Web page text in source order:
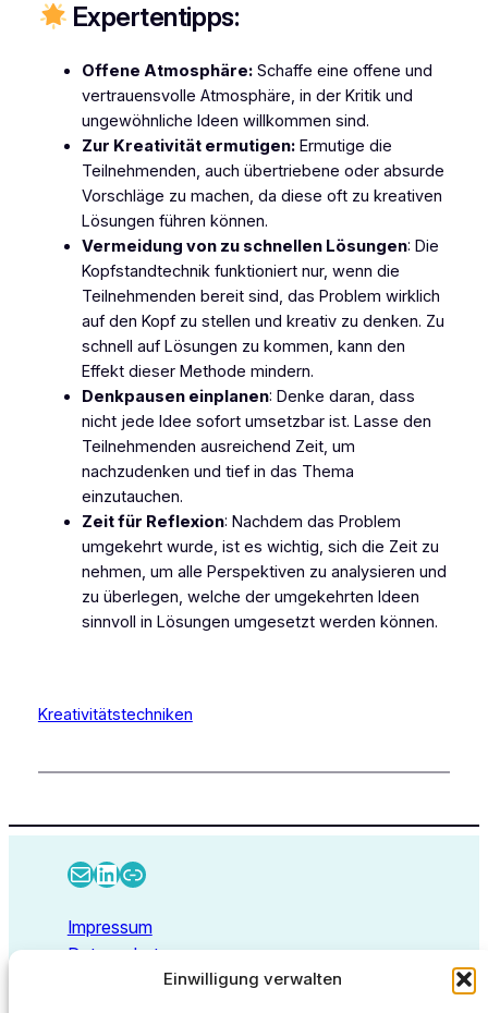
Einwilligung verwalten
Expertentipps:
Offene Atmosphäre:Schaffe eine offene und
vertrauensvolle Atmosphäre, in der Kritik und
ungewöhnliche Ideen willkommen sind.
Zur Kreativität ermutigen:Ermutige die
Teilnehmenden, auch übertriebene oder absurde
Vorschläge zu machen, da diese oft zu kreativen
Lösungen führen können.
Vermeidung von zu schnellen Lösungen: Die
Kopfstandtechnik funktioniert nur, wenn die
Teilnehmenden bereit sind, das Problem wirklich
auf den Kopf zu stellen und kreativ zu denken. Zu
schnell auf Lösungen zu kommen, kann den
Effekt dieser Methode mindern.
Denkpausen einplanen: Denke daran, dass
nicht jede Idee sofort umsetzbar ist. Lasse den
Teilnehmenden ausreichend Zeit, um
nachzudenken und tief in das Thema
einzutauchen.
Zeit für Reflexion: Nachdem das Problem
umgekehrt wurde, ist es wichtig, sich die Zeit zu
nehmen, um alle Perspektiven zu analysieren und
zu überlegen, welche der umgekehrten Ideen
sinnvoll in Lösungen umgesetzt werden können.
Kreativitätstechniken
E-Mail LinkedIn Link
Impressum
Datenschutz